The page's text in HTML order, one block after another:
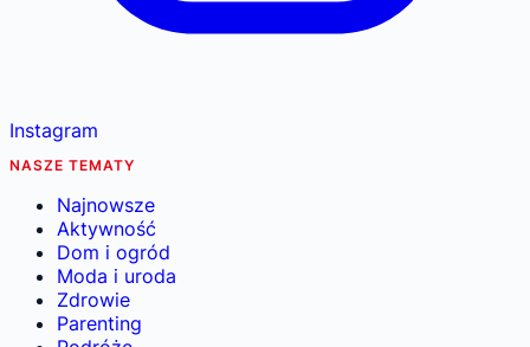
Instagram
NASZE TEMATY
Najnowsze
Aktywność
Dom i ogród
Moda i uroda
Zdrowie
Parenting